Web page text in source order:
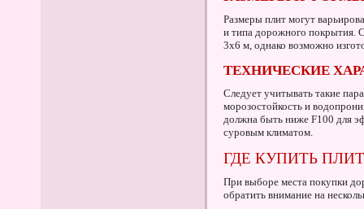
Размеры плит могут
и типа дорожного покрытия.
3x6 м, однако возможно
ТЕХНИЧЕСКИЕ
Следует учитывать такие
морозостойкость и
должна быть ниже F100 для
суровым климатом.
ГДЕ КУПИТЬ
При выборе места покупки
обратить внимание на